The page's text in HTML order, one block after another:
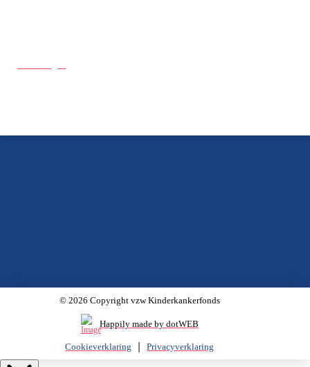
© 2026 Copyright vzw Kinderkankerfonds
Happily made by dotWEB
Cookieverklaring Privacyverklaring